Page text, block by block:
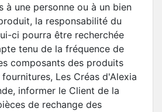
à une personne ou à un bien
la responsabilité du
ci pourra être recherchée
tenu de la fréquence de
composants des produits
Les Créas d'Alexia
informer le Client de la
de rechange des